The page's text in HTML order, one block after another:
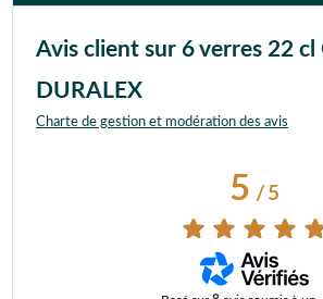
Avis client sur 6 verres 22 cl
DURALEX
Charte de gestion et modération des avis
5/ 5